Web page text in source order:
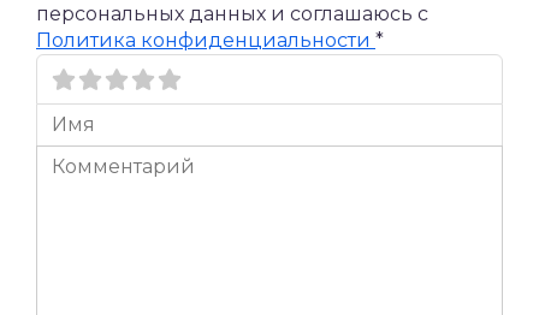
персональных данных и соглашаюсь c
Политика конфиденциальности *